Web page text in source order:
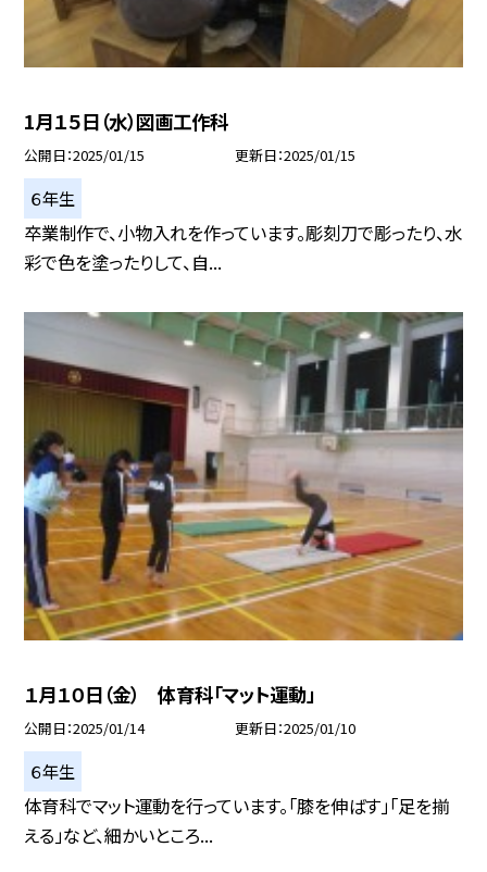
1月１５日（水）図画工作科
公開日 2025/01/15 更新日 2025/01/15
６年生
卒業制作で、小物入れを作っています。彫刻刀で彫ったり、水
彩で色を塗ったりして、自...
１月１０日（金） 体育科「マット運動」
公開日 2025/01/14 更新日 2025/01/10
６年生
体育科でマット運動を行っています。「膝を伸ばす」「足を揃
える」など、細かいところ...